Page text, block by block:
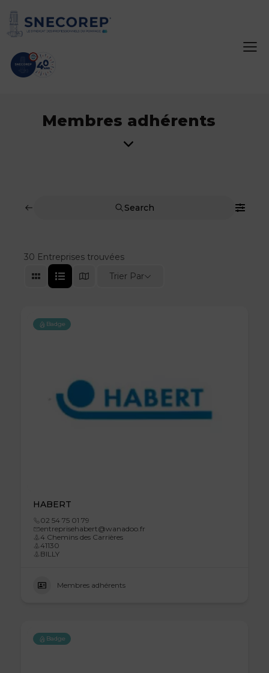
Membres adhérents
Search
30 Entreprises trouvées
Trier Par
Badge
HABERT
02 54 75 01 79
entreprisehabert@wanadoo.fr
4 Chemins des Carrières
41130
BILLY
Membres adhérents
Badge